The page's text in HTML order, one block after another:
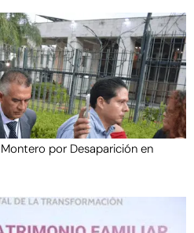
por Desaparición en